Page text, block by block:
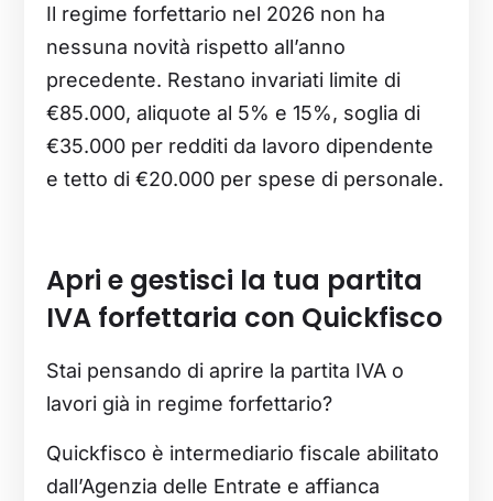
Il regime forfettario nel 2026 non ha
nessuna novità rispetto all’anno
precedente. Restano invariati limite di
€85.000, aliquote al 5% e 15%, soglia di
€35.000 per redditi da lavoro dipendente
e tetto di €20.000 per spese di personale.
Apri e gestisci la tua partita
IVA forfettaria con Quickfisco
Stai pensando di aprire la partita IVA o
lavori già in regime forfettario?
Quickfisco è intermediario fiscale abilitato
dall’Agenzia delle Entrate e affianca